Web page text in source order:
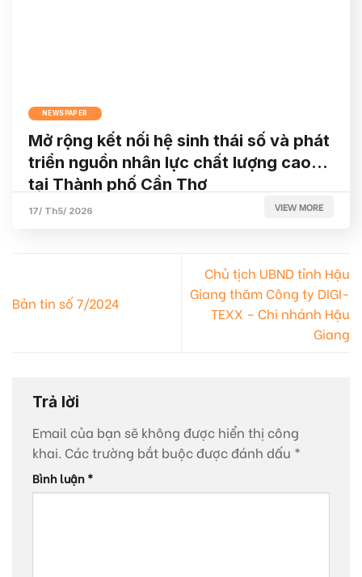
NEWSPAPER
Mở rộng kết nối hệ sinh thái số và phát
triển nguồn nhân lực chất lượng cao
tại Thành phố Cần Thơ
17/ Th5/ 2026 VIEW MORE
Bản tin số 7/2024
Chủ tịch UBND tỉnh Hậu
Giang thăm Công ty DIGI-
TEXX – Chi nhánh Hậu
Giang
Trả lời
Email của bạn sẽ không được hiển thị công
khai. Các trường bắt buộc được đánh dấu *
Bình luận*